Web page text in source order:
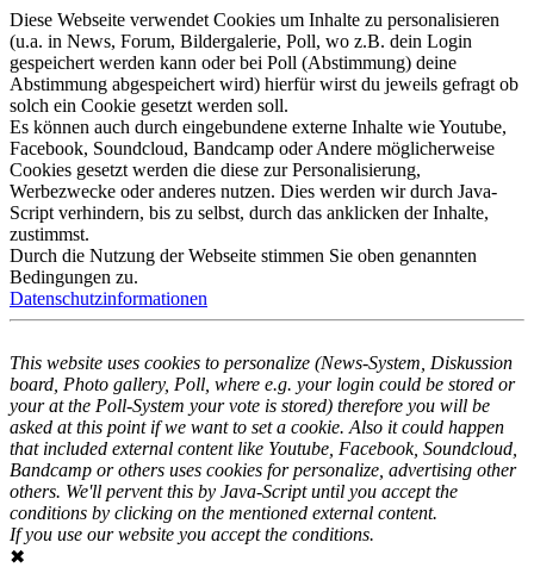
Diese Webseite verwendet Cookies um Inhalte zu personalisieren
(u.a. in News, Forum, Bildergalerie, Poll, wo z.B. dein Login
gespeichert werden kann oder bei Poll (Abstimmung) deine
Abstimmung abgespeichert wird) hierfür wirst du jeweils gefragt ob
solch ein Cookie gesetzt werden soll.
Es können auch durch eingebundene externe Inhalte wie Youtube,
Facebook, Soundcloud, Bandcamp oder Andere möglicherweise
Cookies gesetzt werden die diese zur Personalisierung,
Werbezwecke oder anderes nutzen. Dies werden wir durch Java-
Script verhindern, bis zu selbst, durch das anklicken der Inhalte,
zustimmst.
Durch die Nutzung der Webseite stimmen Sie oben genannten
Bedingungen zu.
Datenschutzinformationen
This website uses cookies to personalize (News-System, Diskussion
board, Photo gallery, Poll, where e.g. your login could be stored or
your at the Poll-System your vote is stored) therefore you will be
asked at this point if we want to set a cookie. Also it could happen
that included external content like Youtube, Facebook, Soundcloud,
Bandcamp or others uses cookies for personalize, advertising other
others. We'll pervent this by Java-Script until you accept the
conditions by clicking on the mentioned external content.
If you use our website you accept the conditions.
✖